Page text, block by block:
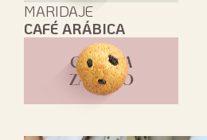
MARIDAJE
CAFÉ ARÁBICA
GALLETA
ZALETTO